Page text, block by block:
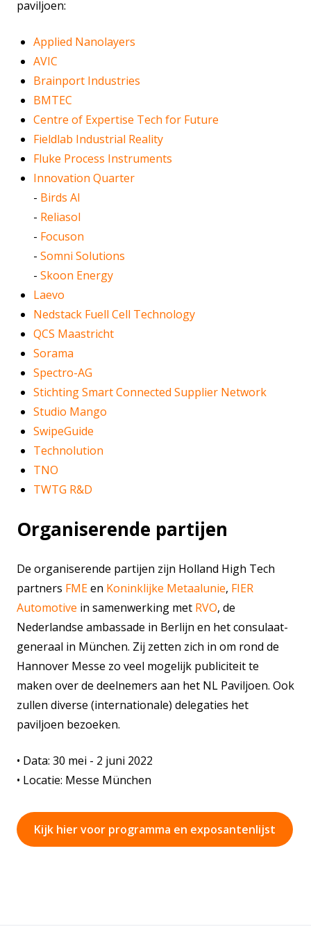
paviljoen:
Applied Nanolayers
AVIC
Brainport Industries
BMTEC
Centre of Expertise Tech for Future
Fieldlab Industrial Reality
Fluke Process Instruments
Innovation Quarter
- Birds AI
- Reliasol
- Focuson
- Somni Solutions
- Skoon Energy
Laevo
Nedstack Fuell Cell Technology
QCS Maastricht
Sorama
Spectro-AG
Stichting Smart Connected Supplier Network
Studio Mango
SwipeGuide
Technolution
TNO
TWTG R&D
Organiserende partijen
De organiserende partijen zijn Holland High Tech
partners FMEen Koninklijke Metaalunie, FIER
Automotive in samenwerking met RVO, de
Nederlandse ambassade in Berlijn en het consulaat-
generaal in München. Zij zetten zich in om rond de
Hannover Messe zo veel mogelijk publiciteit te
maken over de deelnemers aan het NL Paviljoen. Ook
zullen diverse (internationale) delegaties het
paviljoen bezoeken.
• Data: 30 mei - 2 juni 2022
• Locatie: Messe München
Kijk hier voor programma en exposantenlijst